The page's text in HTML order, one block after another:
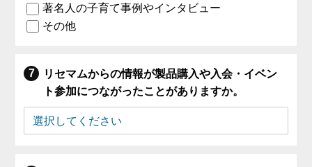
著名人の子育て事例やインタビュー
その他
リセマムからの情報が製品購入や入会・イベン
ト参加につながったことがありますか。